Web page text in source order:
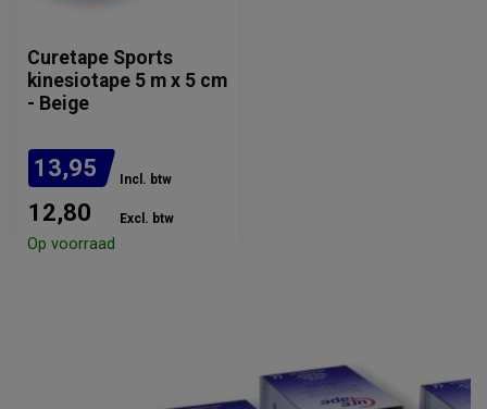
Curetape Sports
kinesiotape 5 m x 5 cm
- Beige
13,95 Incl. btw
12,80 Excl. btw
Op voorraad